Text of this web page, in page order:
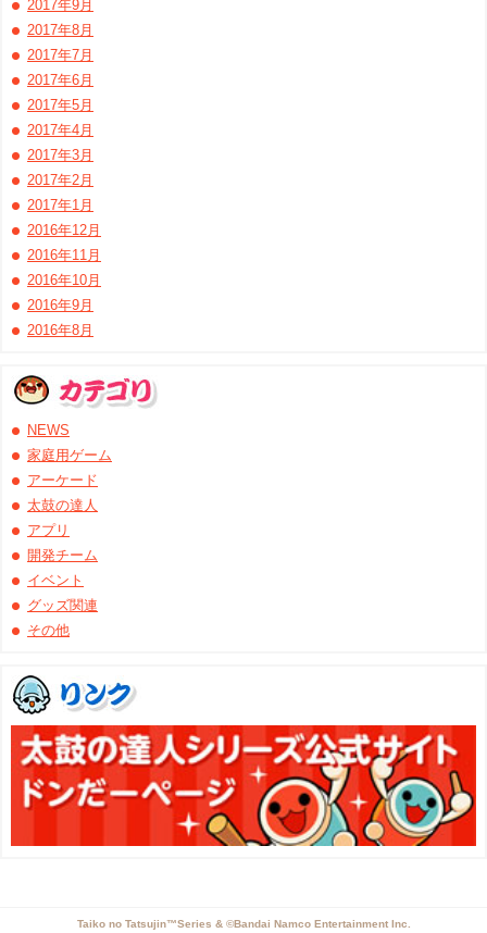
2017年9月
2017年8月
2017年7月
2017年6月
2017年5月
2017年4月
2017年3月
2017年2月
2017年1月
2016年12月
2016年11月
2016年10月
2016年9月
2016年8月
NEWS
家庭用ゲーム
アーケード
太鼓の達人
アプリ
開発チーム
イベント
グッズ関連
その他
Taiko no Tatsujin™Series & ©Bandai Namco Entertainment Inc.